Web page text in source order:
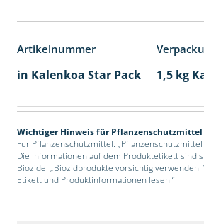
Artikelnummer
in Kalenkoa Star Pack 1,5 kg
Wichtiger Hinweis für
Für Pflanzenschutzmittel:
Die Informationen auf dem Produktetikett sind
Biozide: „Biozidprodukte vorsichtig verwenden.
Etikett und Produktinformationen lesen.“